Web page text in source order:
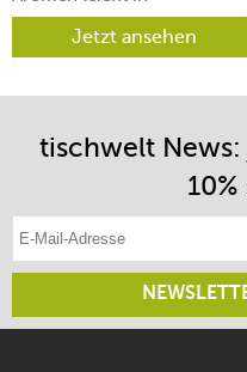
verschiedene Richtungen
lenken lässt.Jetzt ansehen
tischwelt
E-Mail-Adresse eintragen